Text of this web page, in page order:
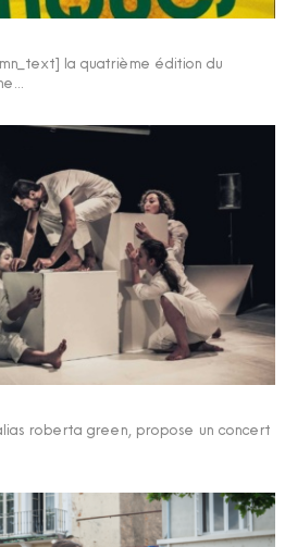
la quatrième édition du
roberta green, propose un concert